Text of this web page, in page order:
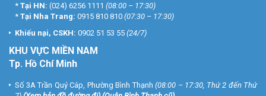
* Tại HN: (024) 6256 1111 (08:00 – 17:30)
* Tại Nha Trang: 0915 810 810 (07:30 – 17:30)
Khiếu nại, CSKH: 0902 51 53 55 (24/7)
KHU VỰC MIỀN NAM
Tp. Hồ Chí Minh
Số 3A Trần Quý Cáp, Phường Bình Thạnh (08:00 – 17:30, Thứ 2 đến Thứ